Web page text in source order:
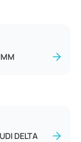
DELTA